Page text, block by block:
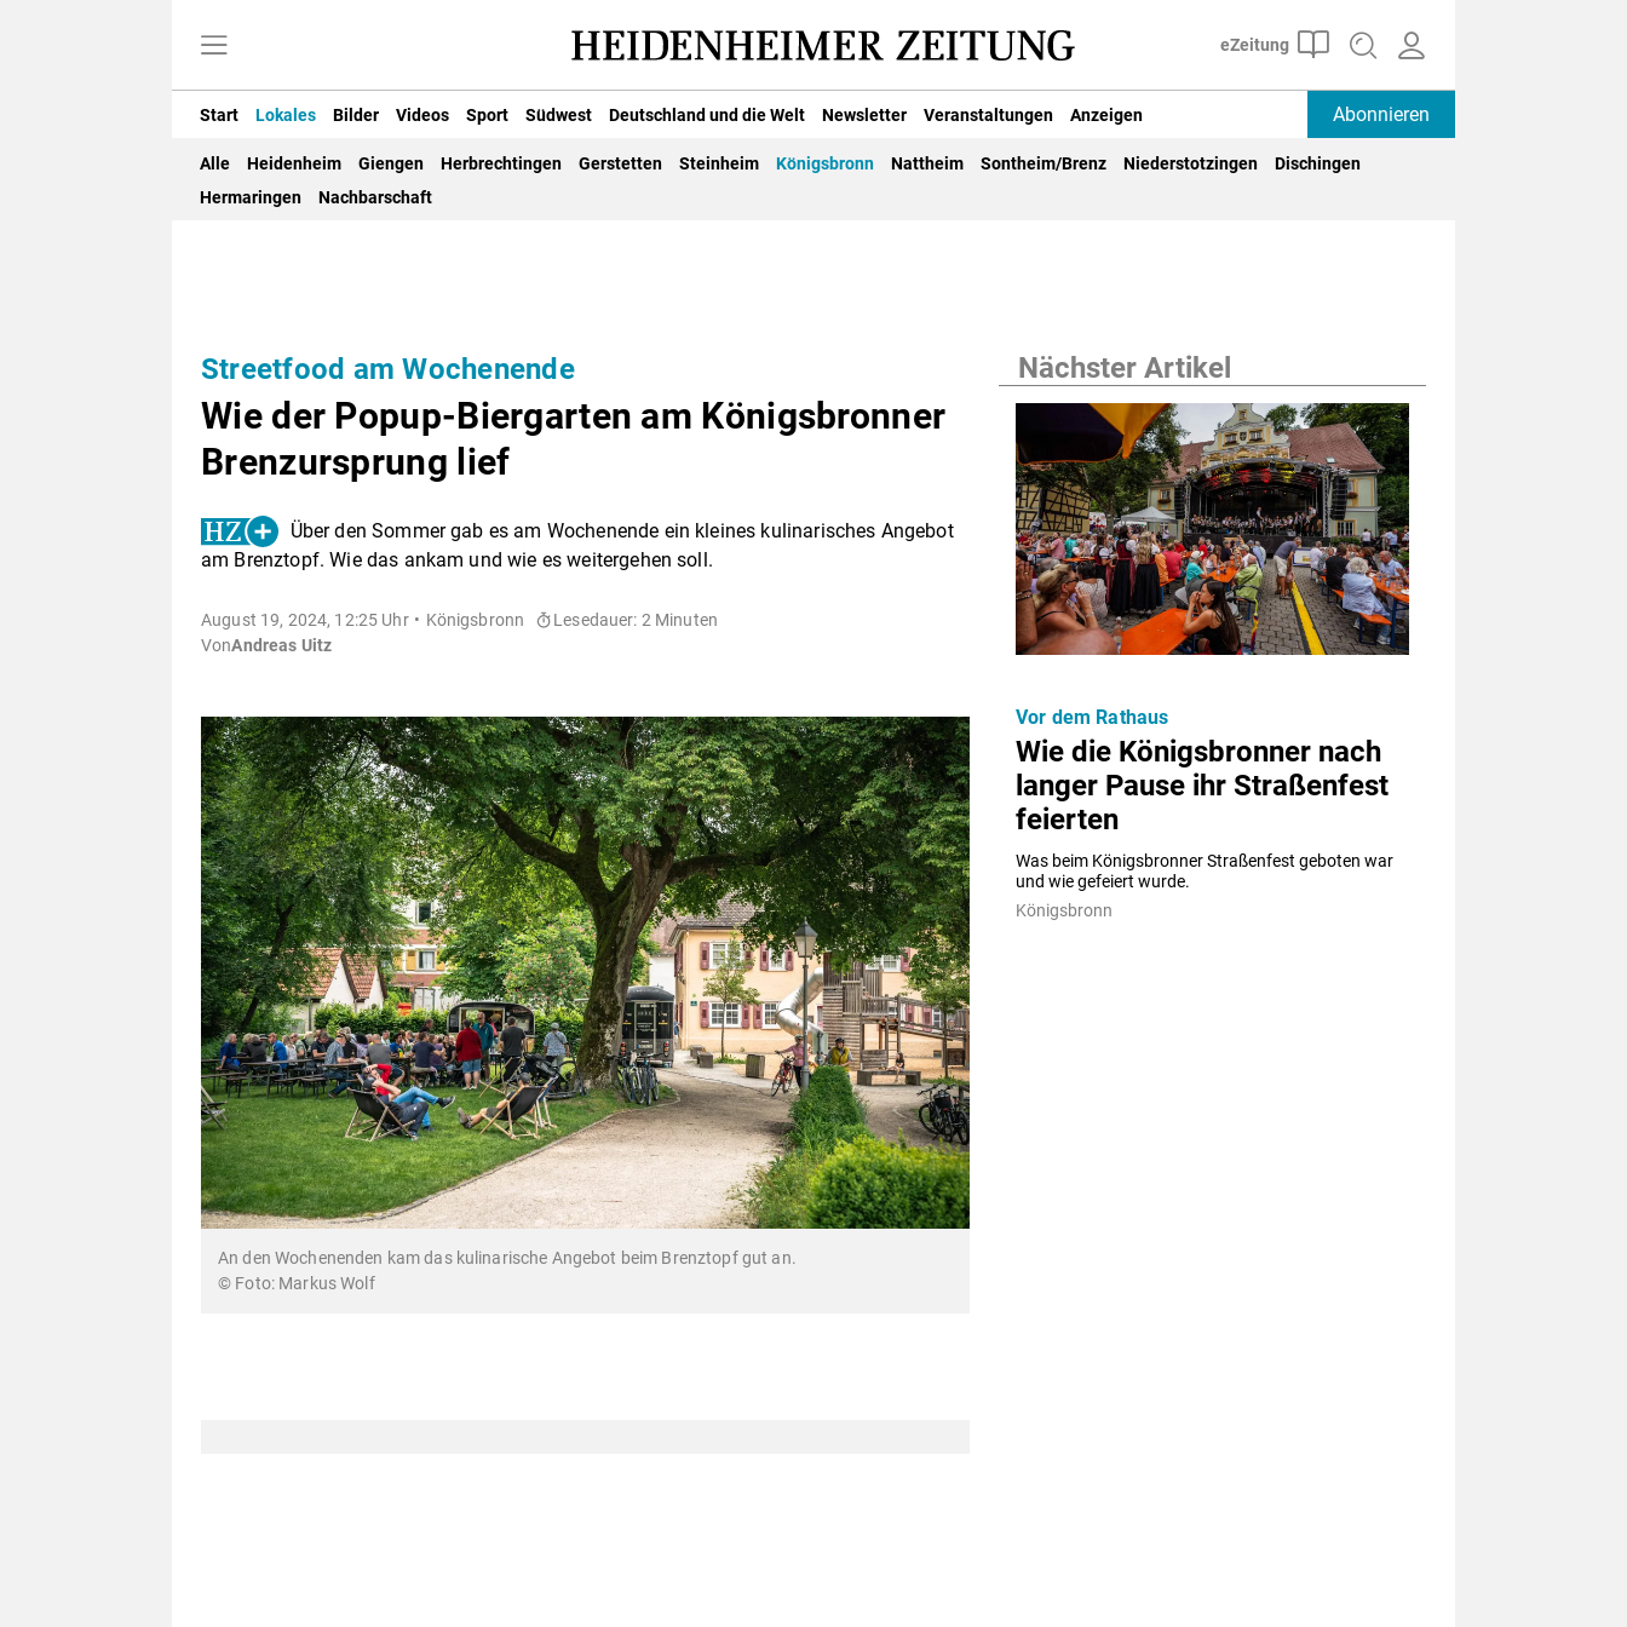
Start Lokales Bilder Videos Sport Südwest Deutschland und die Welt Newsletter Veranstaltungen Anzeigen Abonnieren
Alle Heidenheim Giengen Herbrechtingen Gerstetten Steinheim Königsbronn Nattheim Sontheim/Brenz Niederstotzingen
Dischingen
Hermaringen
Nachbarschaft
Streetfood am Wochenende
Wie der Popup-Biergarten am Königsbronner
Brenzursprung lief
Über den Sommer gab es am Wochenende ein kleines kulinarisches Angebot
am Brenztopf. Wie das ankam und wie es weitergehen soll.
August 19, 2024, 12:25 Uhr Königsbronn
Lesedauer: 2 Minuten
VonAndreas Uitz
An den Wochenenden kam das kulinarische Angebot beim Brenztopf gut an.
Markus Wolf
Nächster Artikel
Wie die Königsbronner nach
langer Pause ihr Straßenfest
feierten
Was beim Königsbronner Straßenfest geboten war
und wie gefeiert wurde.
Vor dem Rathaus
Königsbronn